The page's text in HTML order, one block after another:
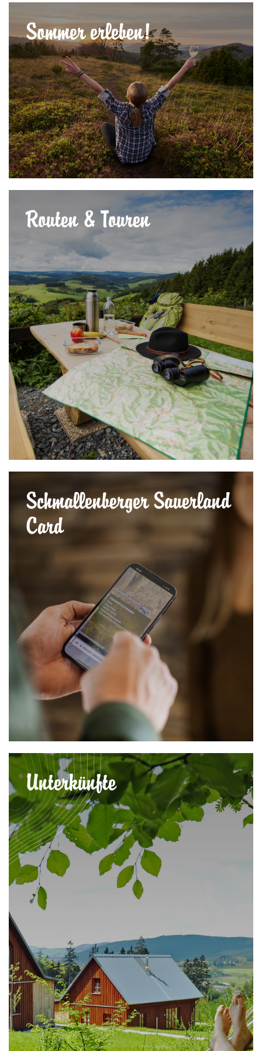
Sommer erleben!
Routen & Touren
Schmallenberger Sauerland
Card
Unterkünfte